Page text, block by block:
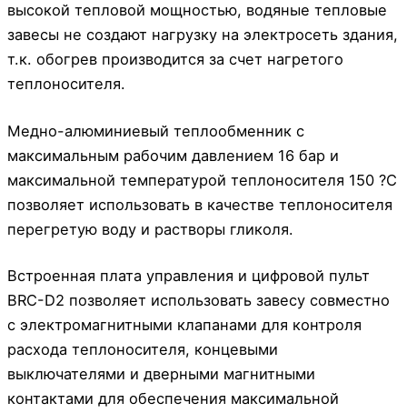
высокой тепловой мощностью, водяные тепловые
завесы не создают нагрузку на электросеть здания,
т.к. обогрев производится за счет нагретого
теплоносителя.
Медно-алюминиевый теплообменник с
максимальным рабочим давлением 16 бар и
максимальной температурой теплоносителя 150 ?С
позволяет использовать в качестве теплоносителя
перегретую воду и растворы гликоля.
Встроенная плата управления и цифровой пульт
BRC-D2 позволяет использовать завесу совместно
с электромагнитными клапанами для контроля
расхода теплоносителя, концевыми
выключателями и дверными магнитными
контактами для обеспечения максимальной